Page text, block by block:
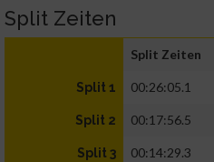
Split Zeiten
Split Zeiten
Split 1 00:26:05.1
Split 2 00:17:56.5
Split 3 00:14:29.3